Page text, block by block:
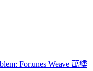
Fortunes Weave 萬縷